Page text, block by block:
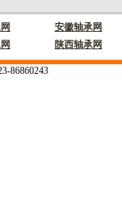
安徽轴承网
陕西轴承网
86860243